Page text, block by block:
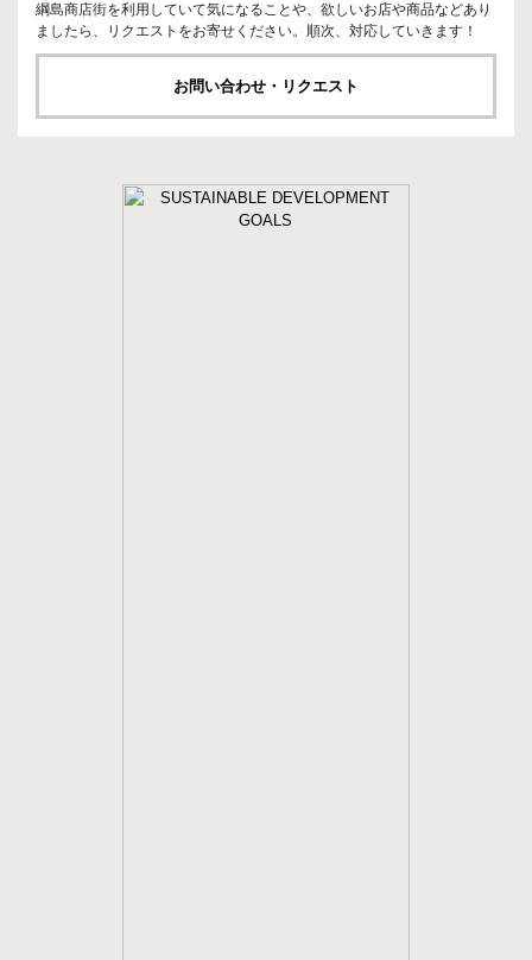
綱島商店街を利用していて気になることや、欲しいお店や商品などあり
ましたら、リクエストをお寄せください。順次、対応していきます！
お問い合わせ・リクエスト